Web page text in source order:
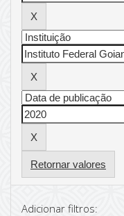
Retornar valores
Adicionar filtros: